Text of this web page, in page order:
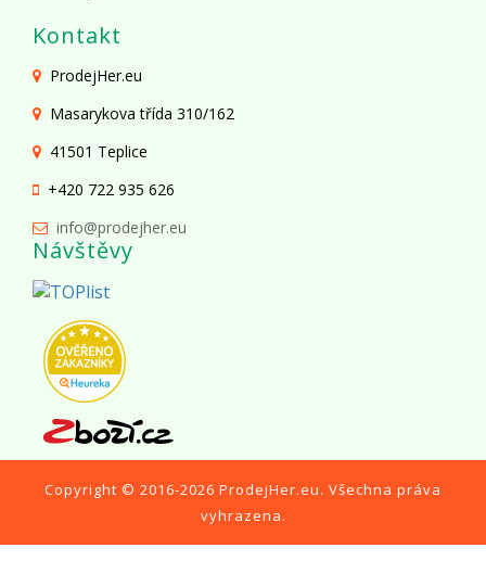
Kontakt
ProdejHer.eu
Masarykova třída 310/162
41501 Teplice
+420 722 935 626
info@prodejher.eu
Návštěvy
Copyright © 2016-2026 ProdejHer.eu. Všechna práva
vyhrazena.